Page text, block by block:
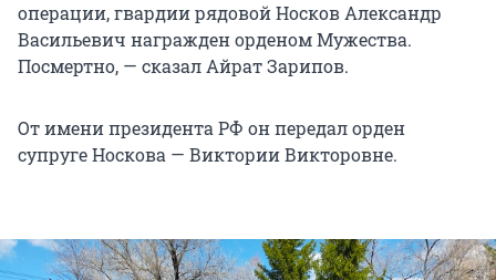
операции, гвардии рядовой Носков Александр
Васильевич награжден орденом Мужества.
Посмертно, — сказал Айрат Зарипов.
От имени президента РФ он передал орден
супруге Носкова — Виктории Викторовне.